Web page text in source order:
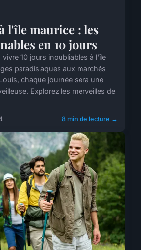
l'île maurice : les
en 10 jours
10 jours inoubliables à l'île
paradisiaques aux marchés
chaque journée sera une
Explorez les merveilles de
8 min de lecture →